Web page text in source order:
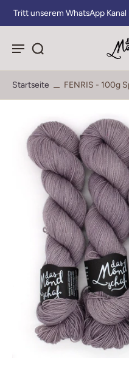
Tritt unserem WhatsApp
Startseite FENRIS - 100g